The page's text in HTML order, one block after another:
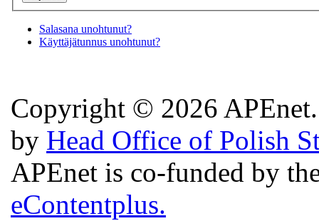
Salasana unohtunut?
Käyttäjätunnus unohtunut?
Copyright © 2026
by Head Office of Polish
APEnet is co-funded by
eContentplus.